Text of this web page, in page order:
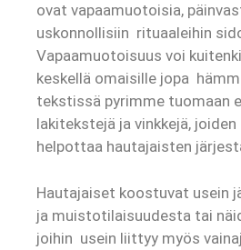
ovat vapaamuotoisia,
uskonnollisiin rituaaleihin
Vapaamuotoisuus voi
keskellä omaisille jopa
tekstissä pyrimme tuomaan
lakitekstejä ja vinkkejä,
helpottaa hautajaisten
Hautajaiset koostuvat usein
ja muistotilaisuudesta tai
joihin usein liittyy myös